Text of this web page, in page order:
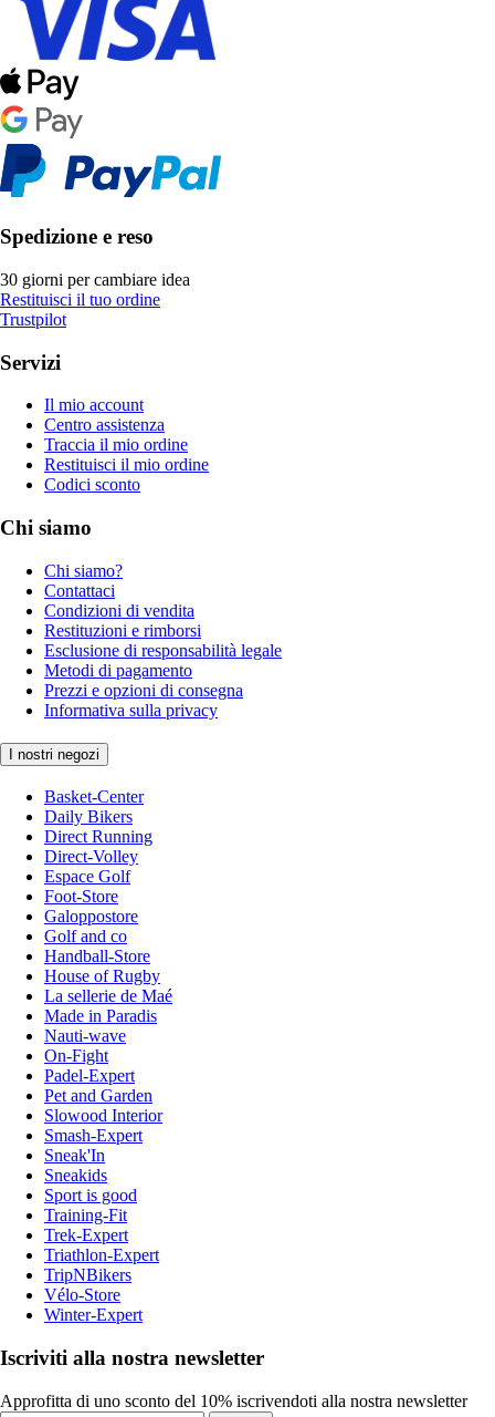
Spedizione e reso
30 giorni per cambiare idea
Restituisci il tuo ordine
Trustpilot
Servizi
Il mio account
Centro assistenza
Traccia il mio ordine
Restituisci il mio ordine
Codici sconto
Chi siamo
Chi siamo?
Contattaci
Condizioni di vendita
Restituzioni e rimborsi
Esclusione di responsabilità legale
Metodi di pagamento
Prezzi e opzioni di consegna
Informativa sulla privacy
I nostri negozi
Basket-Center
Daily Bikers
Direct Running
Direct-Volley
Espace Golf
Foot-Store
Galoppostore
Golf and co
Handball-Store
House of Rugby
La sellerie de Maé
Made in Paradis
Nauti-wave
On-Fight
Padel-Expert
Pet and Garden
Slowood Interior
Smash-Expert
Sneak'In
Sneakids
Sport is good
Training-Fit
Trek-Expert
Triathlon-Expert
TripNBikers
Vélo-Store
Winter-Expert
Iscriviti alla nostra newsletter
Approfitta di uno sconto del 10% iscrivendoti alla nostra newsletter